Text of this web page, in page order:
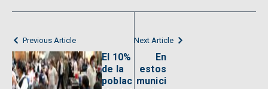
Previous Article
El 10%
de la
poblac
Next Article
En
estos
munici